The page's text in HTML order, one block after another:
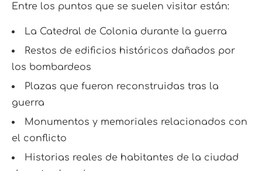
Entre los puntos que se suelen visitar están:
La Catedral de Colonia durante la guerra
Restos de edificios históricos dañados por
los bombardeos
Plazas que fueron reconstruidas tras la
guerra
Monumentos y memoriales relacionados con
el conflicto
Historias reales de habitantes de la ciudad